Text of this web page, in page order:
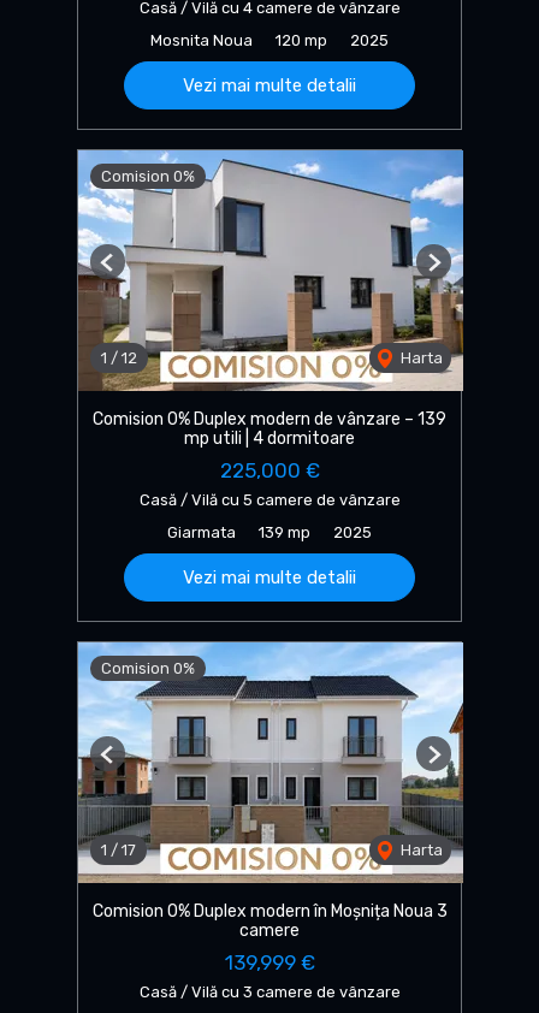
Casă / Vilă cu 4 camere de vânzare
Mosnita Noua
120 mp 2025
Vezi mai multe detalii
Comision 0%
1 / 12 Harta
Previous Next
Comision 0% Duplex modern de vânzare – 139
mp utili | 4 dormitoare
225,000 €
Casă / Vilă cu 5 camere de vânzare
Giarmata
139 mp 2025
Vezi mai multe detalii
Comision 0%
1 / 17 Harta
Previous Next
Comision 0% Duplex modern în Moșnița Noua 3
camere
139,999 €
Casă / Vilă cu 3 camere de vânzare